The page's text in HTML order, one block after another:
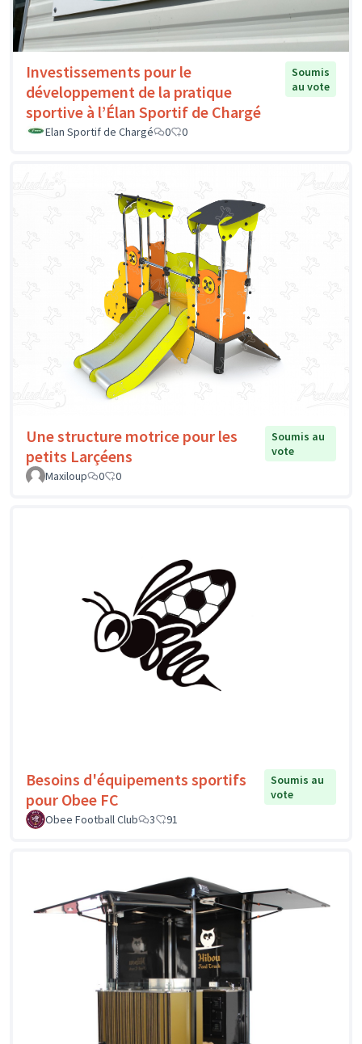
Investissements pour le
développement de la pratique
sportive à l’Élan Sportif de Chargé
Soumis
au vote
Elan Sportif de Chargé 0 0
Une structure motrice pour les
petits Larçéens
Soumis au
vote
Maxiloup
0 0
Besoins d'équipements sportifs
pour Obee FC
Soumis au
vote
Obee Football Club
3 91